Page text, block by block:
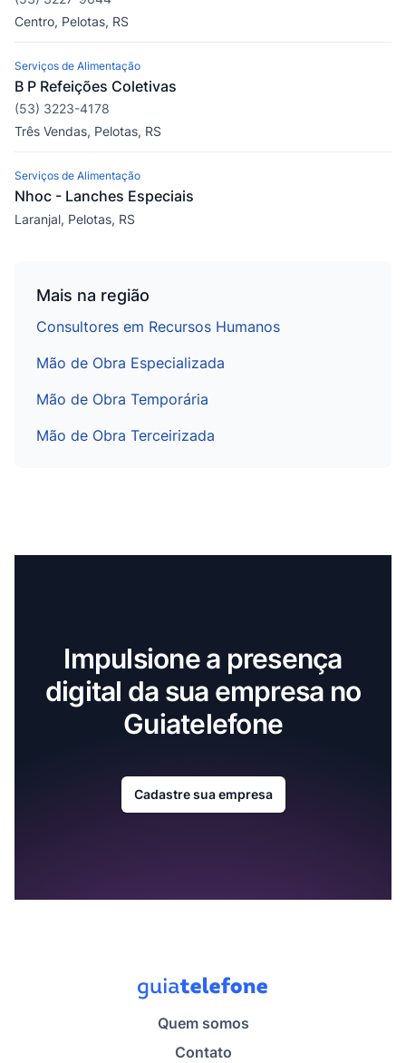
Centro, Pelotas, RS
Serviços de Alimentação
B P Refeições Coletivas
(53) 3223-4178
Três Vendas, Pelotas, RS
Serviços de Alimentação
Nhoc - Lanches Especiais
Laranjal, Pelotas, RS
Mais na região
Consultores em Recursos Humanos
Mão de Obra Especializada
Mão de Obra Temporária
Mão de Obra Terceirizada
Impulsione a presença
digital da sua empresa no
Guiatelefone
Cadastre sua empresa
Quem somos
Contato